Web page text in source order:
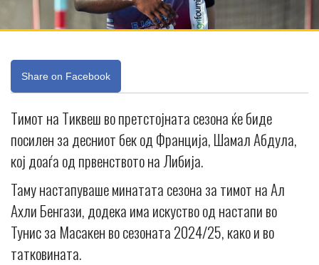
Share on Facebook
Тимот на Тиквеш во претстојната сезона ќе биде
посилен за десниот бек од Франција, Шамал Абдула,
кој доаѓа од првенството на Либија.
Таму настапуваше минатата сезона за тимот на Ал
Ахли Бенгази, додека има искуство од настапи во
Тунис за Масакен во сезоната 2024/25, како и во
татковината.